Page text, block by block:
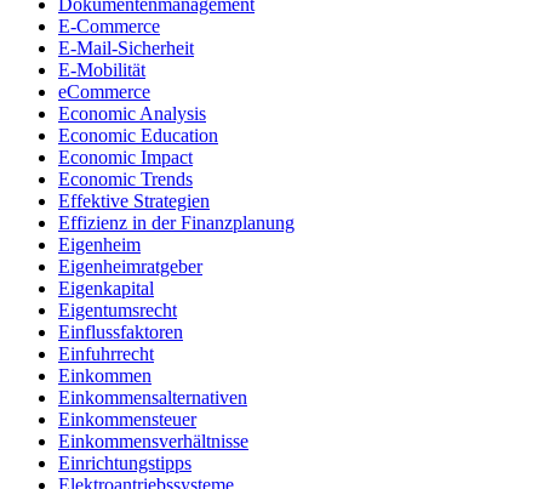
Dokumentenmanagement
E-Commerce
E-Mail-Sicherheit
E-Mobilität
eCommerce
Economic Analysis
Economic Education
Economic Impact
Economic Trends
Effektive Strategien
Effizienz in der Finanzplanung
Eigenheim
Eigenheimratgeber
Eigenkapital
Eigentumsrecht
Einflussfaktoren
Einfuhrrecht
Einkommen
Einkommensalternativen
Einkommensteuer
Einkommensverhältnisse
Einrichtungstipps